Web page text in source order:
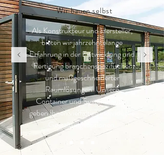
Wir bauen selbst
Als Konstrukteur und Hersteller,
bieten wir jahrzehntelange
Erfahrung in der Entwicklung und
Fertigung branchenspezifischer
und maßgeschneiderter
Raumlösungen. Unsere
Container und Systembauten
geben Ihnen vielfältige individuelle
Gestaltungsoptionen.